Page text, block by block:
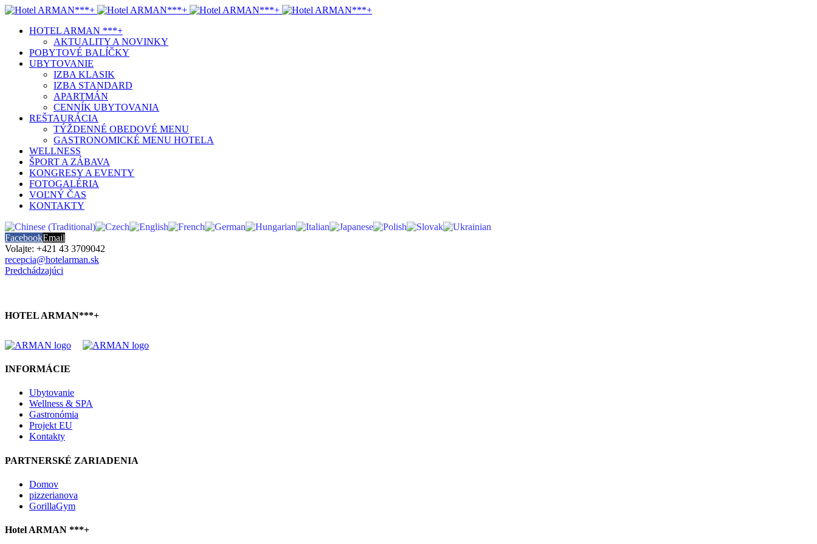
HOTEL ARMAN ***+
AKTUALITY A NOVINKY
POBYTOVÉ BALÍČKY
UBYTOVANIE
IZBA KLASIK
IZBA STANDARD
APARTMÁN
CENNÍK UBYTOVANIA
REŠTAURÁCIA
TÝŽDENNÉ OBEDOVÉ MENU
GASTRONOMICKÉ MENU HOTELA
WELLNESS
ŠPORT A ZÁBAVA
KONGRESY A EVENTY
FOTOGALÉRIA
VOĽNÝ ČAS
KONTAKTY
FacebookEmail
Volajte: +421 43 3709042
recepcia@hotelarman.sk
Predchádzajúci
HOTEL ARMAN***+
INFORMÁCIE
Ubytovanie
Wellness & SPA
Gastronómia
Projekt EU
Kontakty
PARTNERSKÉ ZARIADENIA
Domov
pizzerianova
GorillaGym
Hotel ARMAN ***+